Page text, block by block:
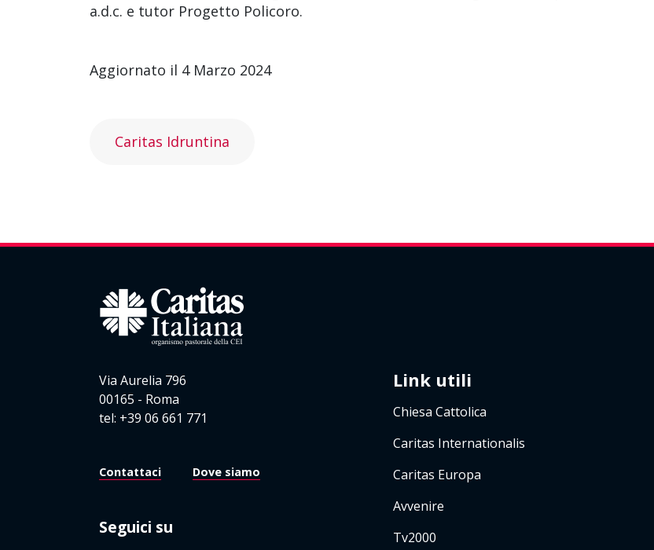
a.d.c. e tutor Progetto Policoro.
Aggiornato il 4 Marzo 2024
Caritas Idruntina
Via Aurelia 796
00165 - Roma
tel: +39 06 661 771
Contattaci Dove siamo
Seguici su
Link utili
Chiesa Cattolica
Caritas Internationalis
Caritas Europa
Avvenire
Tv2000